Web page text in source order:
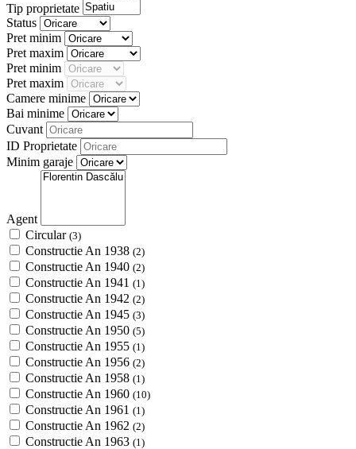
Tip proprietate
Status
Pret minim
Pret maxim
Pret minim
Pret maxim
Camere minime
Bai minime
Cuvant
ID Proprietate
Minim garaje
Agent
Circular (3)
Constructie An 1938 (2)
Constructie An 1940 (2)
Constructie An 1941 (1)
Constructie An 1942 (2)
Constructie An 1945 (3)
Constructie An 1950 (5)
Constructie An 1955 (1)
Constructie An 1956 (2)
Constructie An 1958 (1)
Constructie An 1960 (10)
Constructie An 1961 (1)
Constructie An 1962 (2)
Constructie An 1963 (1)